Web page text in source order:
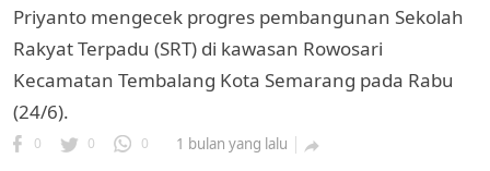
Priyanto mengecek progres pembangunan Sekolah
Rakyat Terpadu (SRT) di kawasan Rowosari
Kecamatan Tembalang Kota Semarang pada Rabu
(24/6).
0 0 0 1 bulan yang lalu 